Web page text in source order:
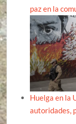
paz en la
Huelga en la
autoridades,